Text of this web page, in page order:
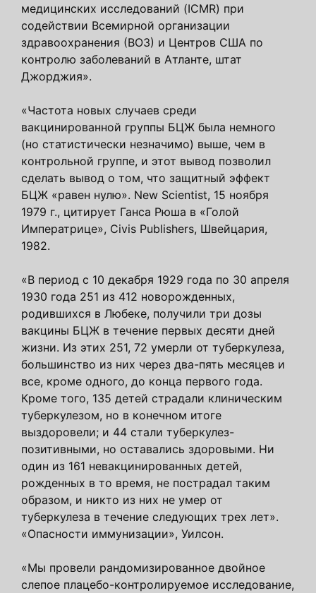
медицинских исследований (ICMR) при
содействии Всемирной организации
здравоохранения (ВОЗ) и Центров США по
контролю заболеваний в Атланте, штат
Джорджия».
«Частота новых случаев среди
вакцинированной группы БЦЖ была немного
(но статистически незначимо) выше, чем в
контрольной группе, и этот вывод позволил
сделать вывод о том, что защитный эффект
БЦЖ «равен нулю». New Scientist, 15 ноября
1979 г., цитирует Ганса Рюша в «Голой
Императрице», Civis Publishers, Швейцария,
1982.
«В период с 10 декабря 1929 года по 30 апреля
1930 года 251 из 412 новорожденных,
родившихся в Любеке, получили три дозы
вакцины БЦЖ в течение первых десяти дней
жизни. Из этих 251, 72 умерли от туберкулеза,
большинство из них через два-пять месяцев и
все, кроме одного, до конца первого года.
Кроме того, 135 детей страдали клиническим
туберкулезом, но в конечном итоге
выздоровели; и 44 стали туберкулез-
позитивными, но оставались здоровыми. Ни
один из 161 невакцинированных детей,
рожденных в то время, не пострадал таким
образом, и никто из них не умер от
туберкулеза в течение следующих трех лет».
«Опасности иммунизации», Уилсон.
«Мы провели рандомизированное двойное
слепое плацебо-контролируемое исследование,